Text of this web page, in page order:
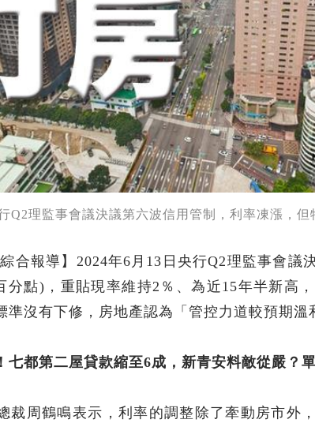
Q2理監事會議決議第六波信用管制，利率凍漲，
綜合報導】2024年6月13日央行Q2理監事會議
分點)，重貼現率維持2％、為近15年半新高
準沒有下修，房地產認為「管控力道較預期溫
七都第二屋貸款縮至6成，新青安料敵從嚴？
裁周鶴鳴表示，利率的調整除了牽動房市外